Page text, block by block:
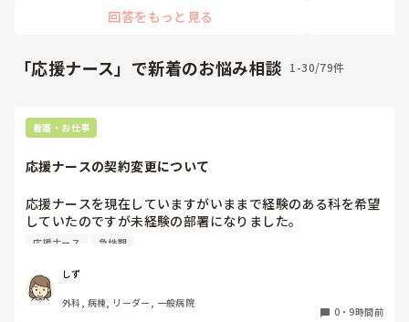
回答をもっと見る
「応援ナース」で新着のお悩み相談 1-30/79件
看護・お仕事
応援ナースの契約変更について
応援ナースを現在していますがいままで経験のある科を希望
していたのですが未経験の部署になりました。
急性期なのもあって夜勤が不安で日勤のみに変更してもらう
容変更された経験のある方はいますか？
その場合給料も変更になりますか？
応援ナース 急性期
しず
外科, 病棟, リーダー, 一般病院
0・9時間前